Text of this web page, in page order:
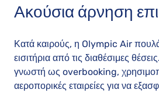
Ακούσια άρνηση
Κατά καιρούς, η Olympic Air
εισιτήρια από τις διαθέσιμες
γνωστή ως overbooking,
αεροπορικές εταιρείες για να